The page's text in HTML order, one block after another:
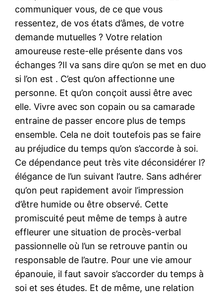
communiquer vous, de ce que vous
ressentez, de vos états d’âmes, de votre
demande mutuelles ? Votre relation
amoureuse reste-elle présente dans vos
échanges ?Il va sans dire qu’on se met en duo
si l’on est . C’est qu’on affectionne une
personne. Et qu’on conçoit aussi être avec
elle. Vivre avec son copain ou sa camarade
entraine de passer encore plus de temps
ensemble. Cela ne doit toutefois pas se faire
au préjudice du temps qu’on s’accorde à soi.
Ce dépendance peut très vite déconsidérer l?
élégance de l’un suivant l’autre. Sans adhérer
qu’on peut rapidement avoir l’impression
d’être humide ou être observé. Cette
promiscuité peut même de temps à autre
effleurer une situation de procès-verbal
passionnelle où l’un se retrouve pantin ou
responsable de l’autre. Pour une vie amour
épanouie, il faut savoir s’accorder du temps à
soi et ses études. Et de même, une relation